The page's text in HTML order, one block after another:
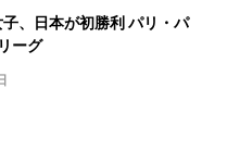
、日本が初勝利 パリ・パ
ーグ